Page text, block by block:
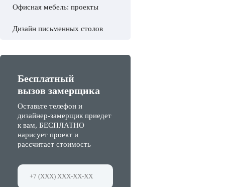
Офисная мебель: проекты
Дизайн письменных столов
Бесплатный
вызов замерщика
Оставьте телефон и
дизайнер-замерщик приедет
к вам, БЕСПЛАТНО
нарисует проект и
рассчитает стоимость